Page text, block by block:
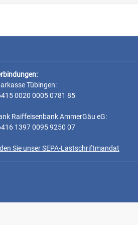
Tübingen:
0020 0005 0781 85
Raiffeisenbank AmmerGäu eG:
1397 0095 9250 07
Sie unser SEPA-Lastschriftmandat